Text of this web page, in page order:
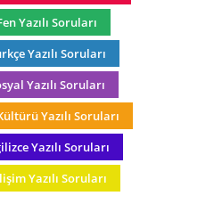
Yazılı Soruları
Yazılı Soruları
Yazılı Soruları
Yazılı Soruları
Yazılı Soruları
Yazılı Soruları